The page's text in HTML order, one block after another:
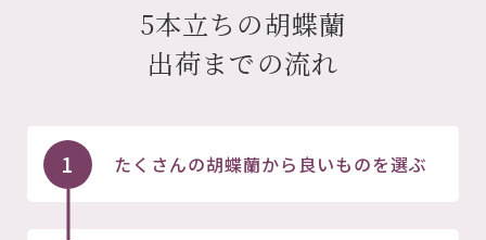
5本立ちの胡蝶蘭
出荷までの流れ
1 たくさんの胡蝶蘭から良いものを選ぶ